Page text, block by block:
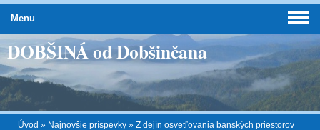
DOBŠINÁ od Dobšinčana
Úvod » Najnovšie príspevky » Z dejín osvetľovania banských priestorov
Menu